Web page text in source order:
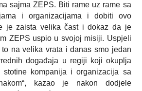
sajma ZEPS. Biti rame uz rame sa
i organizacijama i dobiti ovo
je zaista velika čast i dokaz da je
ZEPS uspio u svojoj misiji. Uspjeli
na velika vrata i danas smo jedan
događaja u regiji koji okuplja
stotine kompanija i organizacija sa
“, kazao je nakon dodjele